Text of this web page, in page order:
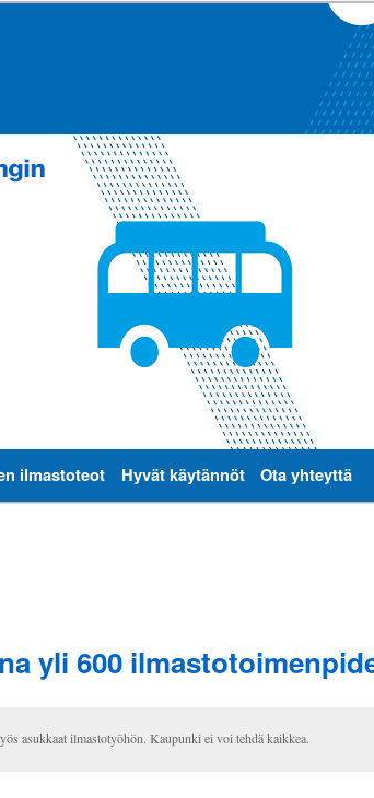
ilmastoteot Hyvät käytännöt Ota yhteyttä
yli 600
asukkaat ilmastotyöhön. Kaupunki ei voi tehdä kaikkea.